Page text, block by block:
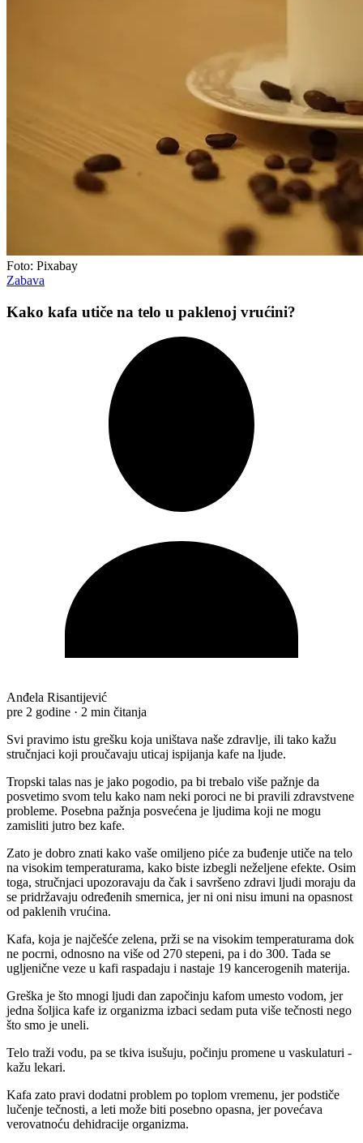
Foto: Pixabay
Zabava
Kako kafa utiče na telo u paklenoj vrućini?
Anđela Risantijević
pre 2 godine · 2 min čitanja
Svi pravimo istu grešku koja uništava naše zdravlje, ili tako kažu
stručnjaci koji proučavaju uticaj ispijanja kafe na ljude.
Tropski talas nas je jako pogodio, pa bi trebalo više pažnje da
posvetimo svom telu kako nam neki poroci ne bi pravili zdravstvene
probleme. Posebna pažnja posvećena je ljudima koji ne mogu
zamisliti jutro bez kafe.
Zato je dobro znati kako vaše omiljeno piće za buđenje utiče na telo
na visokim temperaturama, kako biste izbegli neželjene efekte. Osim
toga, stručnjaci upozoravaju da čak i savršeno zdravi ljudi moraju da
se pridržavaju određenih smernica, jer ni oni nisu imuni na opasnost
od paklenih vrućina.
Kafa, koja je najčešće zelena, prži se na visokim temperaturama dok
ne pocrni, odnosno na više od 270 stepeni, pa i do 300. Tada se
ugljenične veze u kafi raspadaju i nastaje 19 kancerogenih materija.
Greška je što mnogi ljudi dan započinju kafom umesto vodom, jer
jedna šoljica kafe iz organizma izbaci sedam puta više tečnosti nego
što smo je uneli.
Telo traži vodu, pa se tkiva isušuju, počinju promene u vaskulaturi -
kažu lekari.
Kafa zato pravi dodatni problem po toplom vremenu, jer podstiče
lučenje tečnosti, a leti može biti posebno opasna, jer povećava
verovatnoću dehidracije organizma.